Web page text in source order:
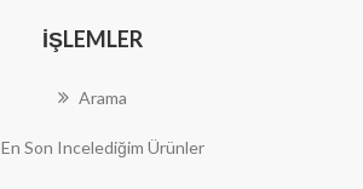
İŞLEMLER
Arama
En Son Incelediğim Ürünler